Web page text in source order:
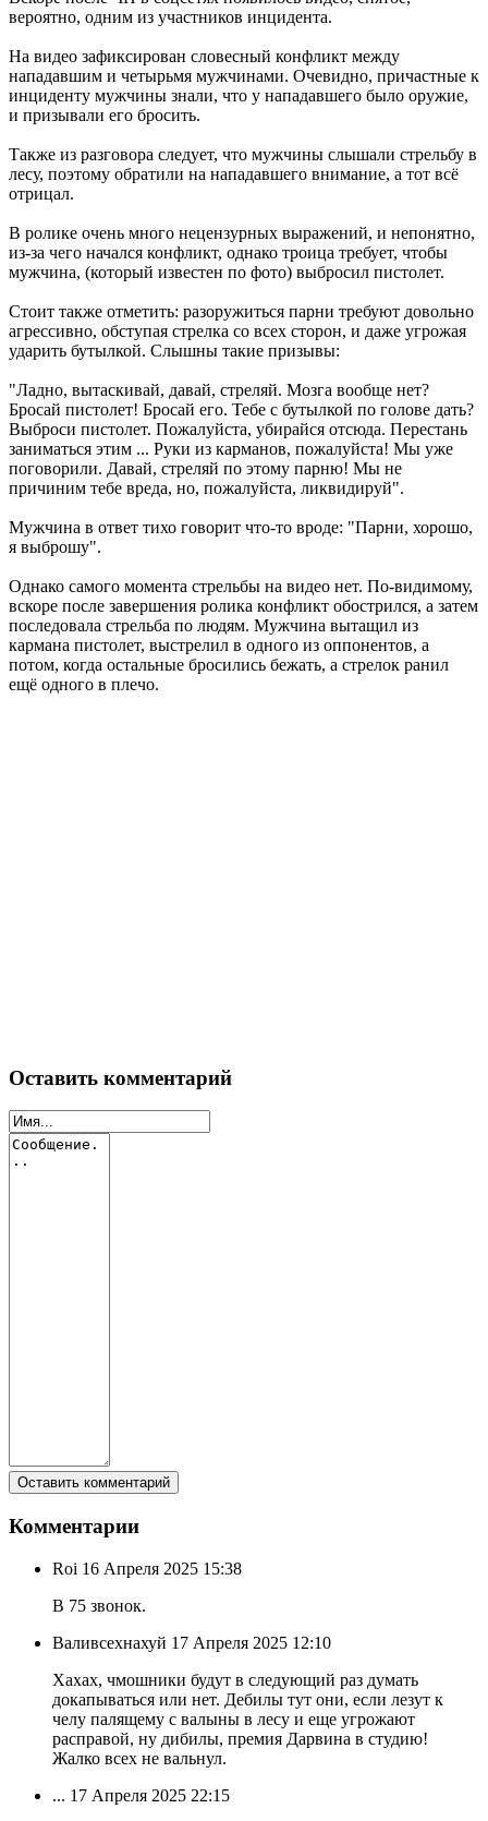
вероятно, одним из участников инцидента.
На видео зафиксирован словесный конфликт между
нападавшим и четырьмя мужчинами. Очевидно, причастные к
инциденту мужчины знали, что у нападавшего было оружие,
и призывали его бросить.
Также из разговора следует, что мужчины слышали стрельбу в
лесу, поэтому обратили на нападавшего внимание, а тот всё
отрицал.
В ролике очень много нецензурных выражений, и непонятно,
из-за чего начался конфликт, однако троица требует, чтобы
мужчина, (который известен по фото) выбросил пистолет.
Стоит также отметить: разоружиться парни требуют довольно
агрессивно, обступая стрелка со всех сторон, и даже угрожая
ударить бутылкой. Слышны такие призывы:
"Ладно, вытаскивай, давай, стреляй. Мозга вообще нет?
Бросай пистолет! Бросай его. Тебе с бутылкой по голове дать?
Выброси пистолет. Пожалуйста, убирайся отсюда. Перестань
заниматься этим ... Руки из карманов, пожалуйста! Мы уже
поговорили. Давай, стреляй по этому парню! Мы не
причиним тебе вреда, но, пожалуйста, ликвидируй".
Мужчина в ответ тихо говорит что-то вроде: "Парни, хорошо,
я выброшу".
Однако самого момента стрельбы на видео нет. По-видимому,
вскоре после завершения ролика конфликт обострился, а затем
последовала стрельба по людям. Мужчина вытащил из
кармана пистолет, выстрелил в одного из оппонентов, а
потом, когда остальные бросились бежать, а стрелок ранил
ещё одного в плечо.
Оставить комментарий
Комментарии
Roi 16 Апреля 2025 15:38
В 75 звонок.
Валивсехнахуй 17 Апреля 2025 12:10
Хахах, чмошники будут в следующий раз думать
докапываться или нет. Дебилы тут они, если лезут к
челу палящему с валыны в лесу и еще угрожают
расправой, ну дибилы, премия Дарвина в студию!
Жалко всех не вальнул.
... 17 Апреля 2025 22:15